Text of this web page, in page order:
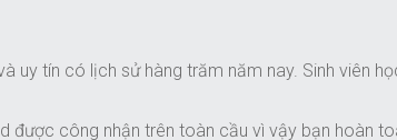
uy tín có lịch sử hàng trăm năm nay. Sinh viên
được công nhận trên toàn cầu vì vậy bạn hoàn